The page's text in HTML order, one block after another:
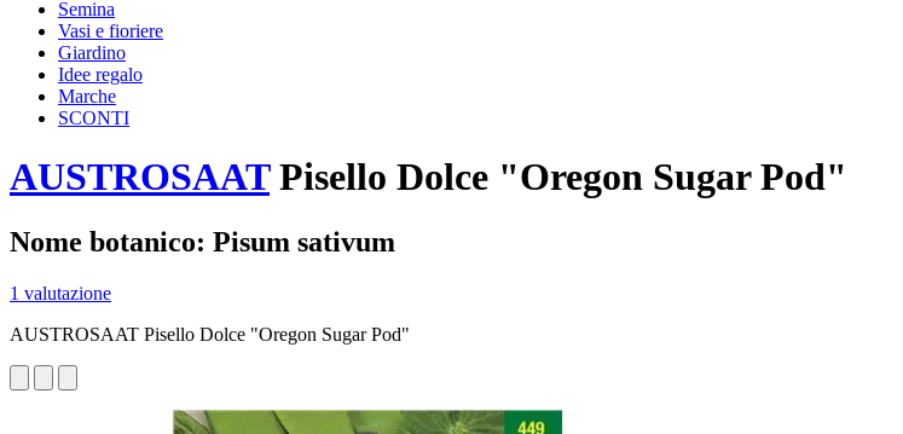
Semina
Vasi e fioriere
Giardino
Idee regalo
Marche
SCONTI
AUSTROSAATPisello Dolce "Oregon Sugar Pod"
Nome botanico: Pisum sativum
1 valutazione
AUSTROSAAT Pisello Dolce "Oregon Sugar Pod"